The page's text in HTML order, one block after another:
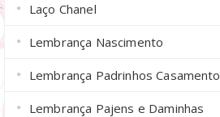
Laço Chanel
Lembrança Nascimento
Lembrança Padrinhos Casamento
Lembrança Pajens e Daminhas